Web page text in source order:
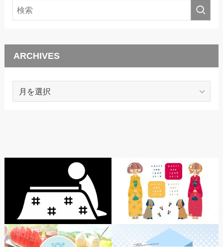
ARCHIVES
ARCHIVES